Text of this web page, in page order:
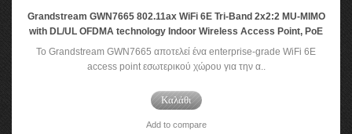
Grandstream GWN7665 802.11ax WiFi 6E Tri-Band 2x2:2 MU-MIMO
with DL/UL OFDMA technology Indoor Wireless Access Point, PoE
To Grandstream GWN7665 αποτελεί ένα enterprise-grade WiFi 6E
access point εσωτερικού χώρου για την α..
Καλάθι
Add to compare